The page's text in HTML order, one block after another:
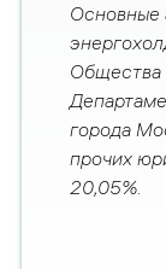
Общества
города
прочих
20,05%.